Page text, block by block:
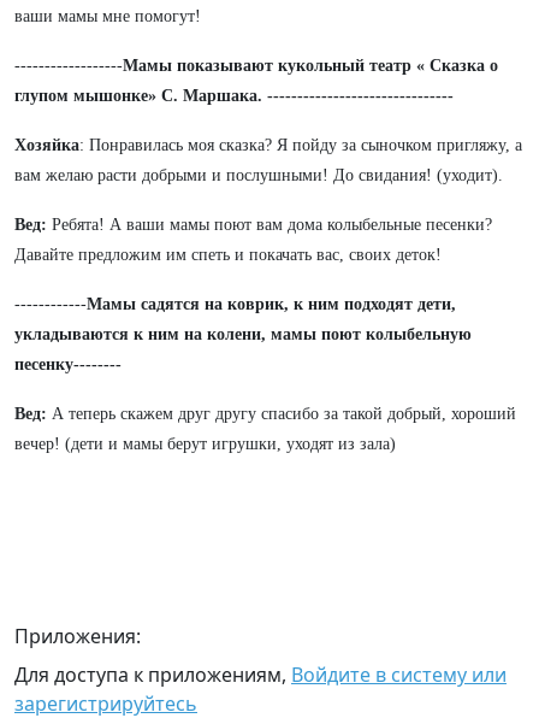
ваши мамы мне помогут!
------------------Мамы показывают кукольный театр « Сказка о
глупом мышонке» С. Маршака. -------------------------------
Хозяйка: Понравилась моя сказка? Я пойду за сыночком пригляжу, а
вам желаю расти добрыми и послушными! До свидания! (уходит).
Вед: Ребята! А ваши мамы поют вам дома колыбельные песенки?
Давайте предложим им спеть и покачать вас, своих деток!
------------Мамы садятся на коврик, к ним подходят дети,
укладываются к ним на колени, мамы поют колыбельную
песенку--------
Вед: А теперь скажем друг другу спасибо за такой добрый, хороший
вечер! (дети и мамы берут игрушки, уходят из зала)
Приложения:
Для доступа к приложениям, Войдите в систему или
зарегистрируйтесь